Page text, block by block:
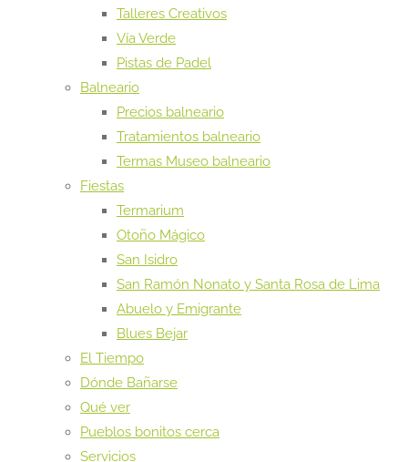
Talleres Creativos
Vía Verde
Pistas de Padel
Balneario
Precios balneario
Tratamientos balneario
Termas Museo balneario
Fiestas
Termarium
Otoño Mágico
San Isidro
San Ramón Nonato y Santa Rosa de Lima
Abuelo y Emigrante
Blues Bejar
El Tiempo
Dónde Bañarse
Qué ver
Pueblos bonitos cerca
Servicios